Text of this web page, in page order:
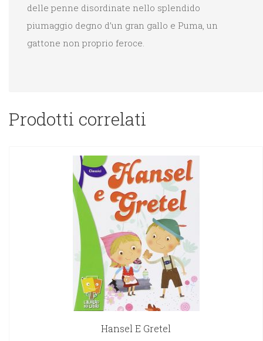
delle penne disordinate nello splendido
piumaggio degno d’un gran gallo e Puma, un
gattone non proprio feroce.
Prodotti correlati
Hansel E Gretel